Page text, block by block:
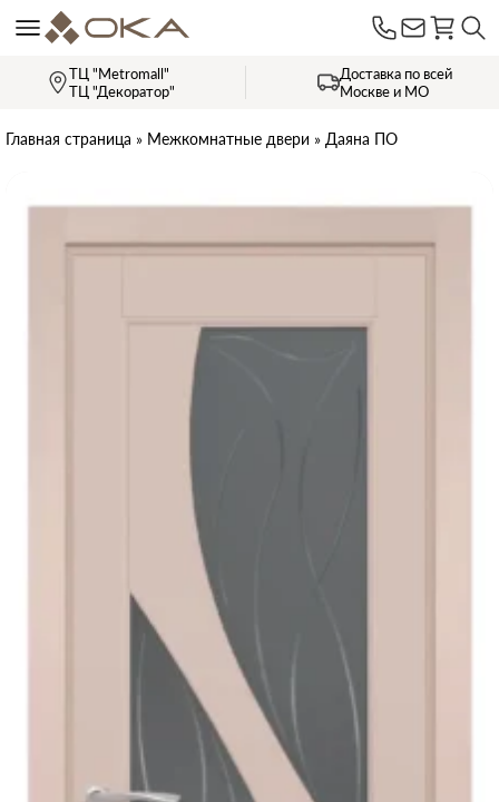
ТЦ "Metromall"
ТЦ "Декоратор"
Доставка по всей
Москве и МО
Главная страница » Межкомнатные двери » Даяна ПО